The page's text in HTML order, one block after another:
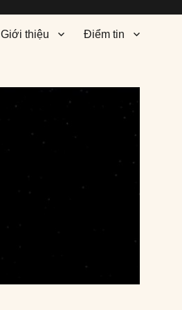
Giới thiệu Điểm tin